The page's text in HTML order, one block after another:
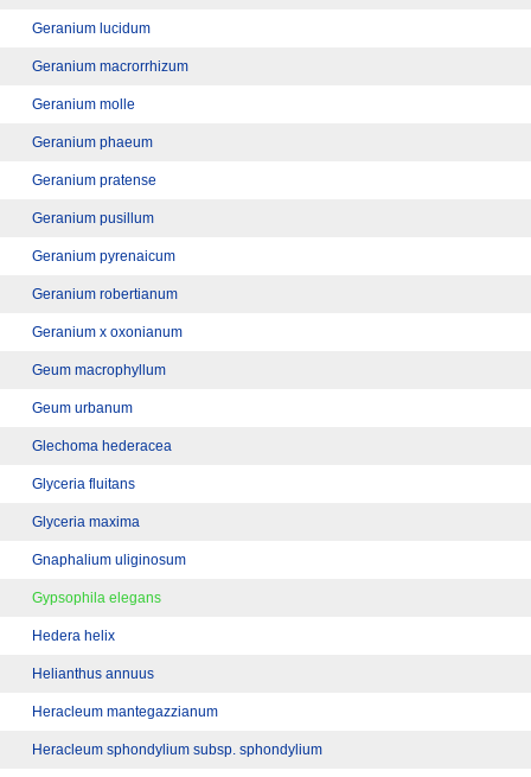
Geranium lucidum
Geranium macrorrhizum
Geranium molle
Geranium phaeum
Geranium pratense
Geranium pusillum
Geranium pyrenaicum
Geranium robertianum
Geranium x oxonianum
Geum macrophyllum
Geum urbanum
Glechoma hederacea
Glyceria fluitans
Glyceria maxima
Gnaphalium uliginosum
Gypsophila elegans
Hedera helix
Helianthus annuus
Heracleum mantegazzianum
Heracleum sphondylium subsp. sphondylium